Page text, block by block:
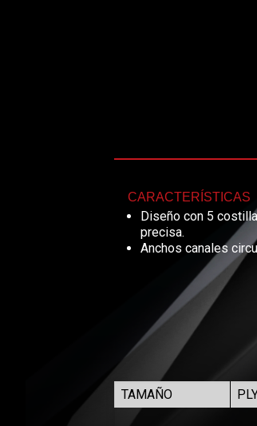
CARACTERÍSTICAS
Diseño con 5
precisa.
Anchos canales
TAMAÑO